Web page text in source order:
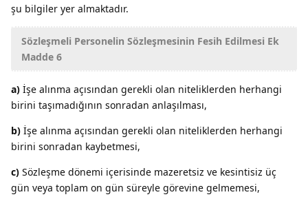
şu bilgiler yer almaktadır.
Sözleşmeli Personelin Sözleşmesinin Fesih Edilmesi Ek
Madde 6
a) İşe alınma açısından gerekli olan niteliklerden herhangi
birini taşımadığının sonradan anlaşılması,
b) İşe alınma açısından gerekli olan niteliklerden herhangi
birini sonradan kaybetmesi,
c) Sözleşme dönemi içerisinde mazeretsiz ve kesintisiz üç
gün veya toplam on gün süreyle görevine gelmemesi,